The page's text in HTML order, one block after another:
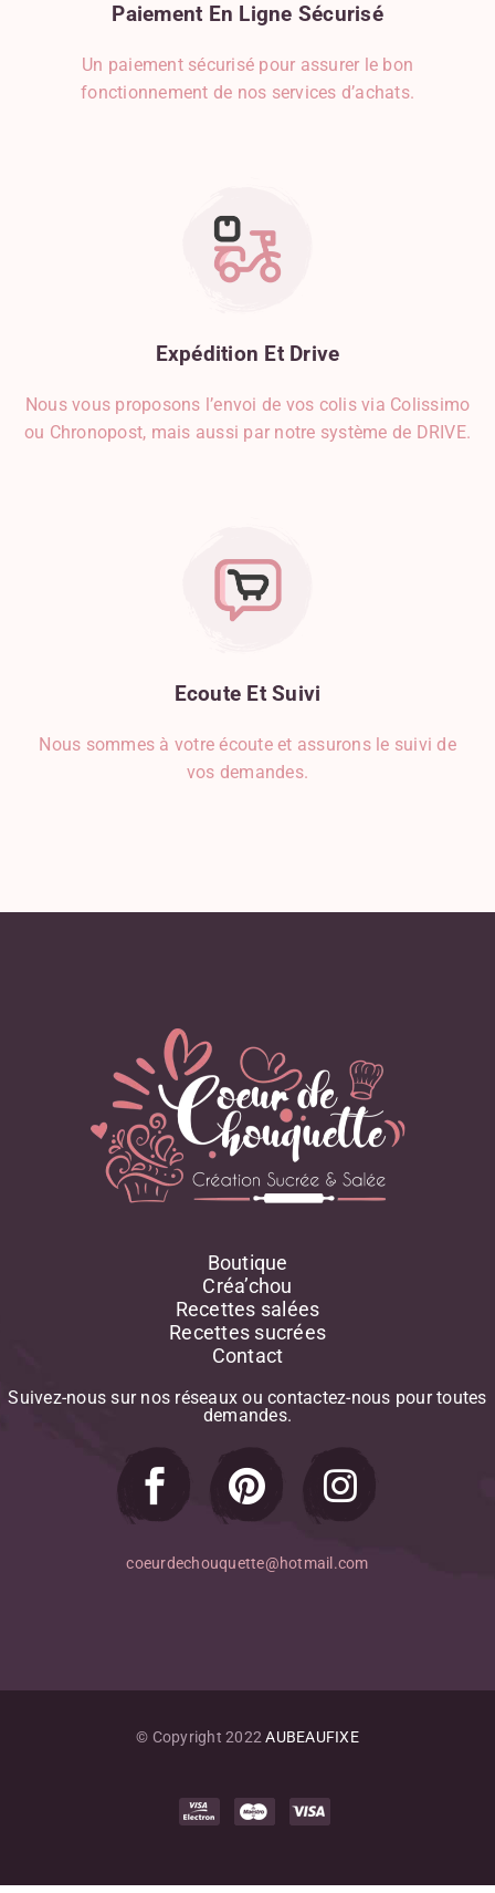
Paiement En Ligne Sécurisé
Un paiement sécurisé pour assurer le bon
fonctionnement de nos services d’achats.
Expédition Et Drive
Nous vous proposons l’envoi de vos colis via Colissimo
ou Chronopost, mais aussi par notre système de DRIVE.
Ecoute Et Suivi
Nous sommes à votre écoute et assurons le suivi de
vos demandes.
Boutique
Créa’chou
Recettes salées
Recettes sucrées
Contact
Suivez-nous sur nos réseaux ou contactez-nous pour toutes
demandes.
coeurdechouquette@hotmail.com
© Copyright 2022 AUBEAUFIXE